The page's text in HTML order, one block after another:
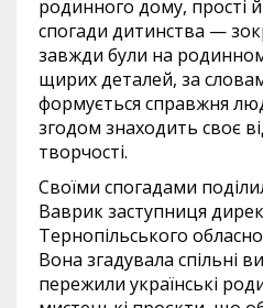
родинного дому, прості
спогади дитинства —
завжди були на
щирих деталей, за
формується справжня
згодом знаходить своє
творчості.
Своїми спогадами
Ваврик заступниця
Тернопільського
Вона згадувала спільні
пережили українські